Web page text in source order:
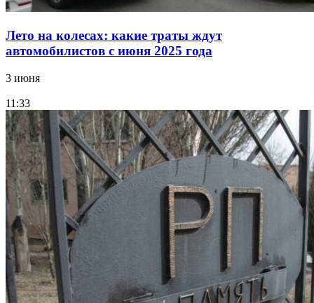
Лето на колесах: какие траты ждут
автомобилистов с июня 2025 года
3 июня
11:33